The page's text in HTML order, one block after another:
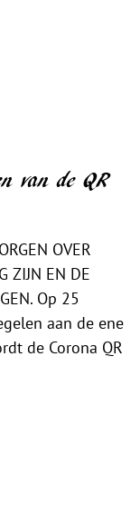
van de QR
OVER
ZIJN EN DE
Op 25
aan de ene
de Corona QR